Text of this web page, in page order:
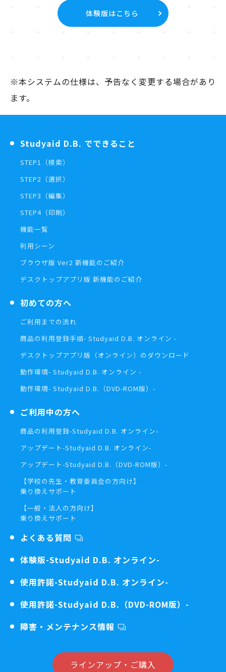
体験版はこちら
※本システムの仕様は、予告なく変更する場合があり
ます。
Studyaid D.B. でできること
STEP1（検索）
STEP2（選択）
STEP3（編集）
STEP4（印刷）
機能一覧
利用シーン
ブラウザ版 Ver2 新機能のご紹介
デスクトップアプリ版 新機能のご紹介
初めての方へ
ご利用までの流れ
商品の利用登録手順- Studyaid D.B. オンライン -
デスクトップアプリ版（オンライン）の ダウンロード
動作環境- Studyaid D.B. オンライン -
動作環境- Studyaid D.B.（DVD-ROM版）-
ご利用中の方へ
商品の利用登録-Studyaid D.B. オンライン-
アップデート-Studyaid D.B. オンライン-
アップデート-Studyaid D.B.（DVD-ROM版）-
【学校の先生・教育委員会の方向け】
乗り換えサポート
【一般・法人の方向け】
乗り換えサポート
よくある質問
体験版-Studyaid D.B. オンライン-
使用許諾-Studyaid D.B. オンライン-
使用許諾-Studyaid D.B.（DVD-ROM版）-
障害・メンテナンス情報
ラインアップ・ご購入